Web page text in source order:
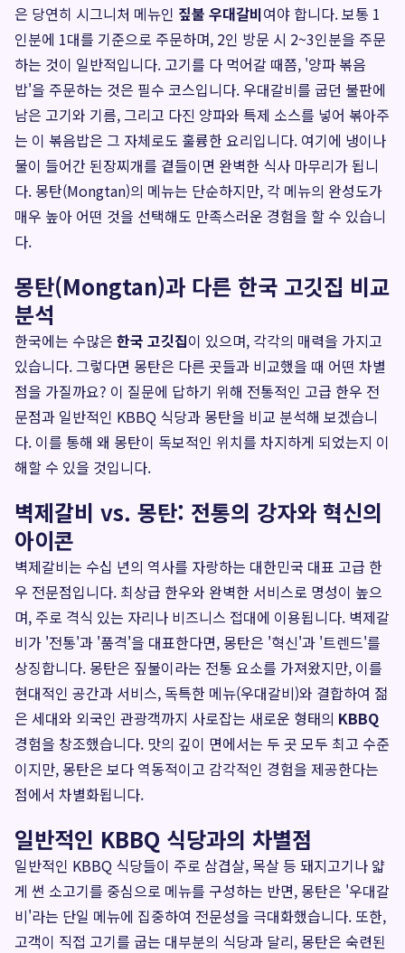
은 당연히 시그니처 메뉴인 짚불 우대갈비여야 합니다. 보통 1
인분에 1대를 기준으로 주문하며, 2인 방문 시 2~3인분을 주문
하는 것이 일반적입니다. 고기를 다 먹어갈 때쯤, '양파 볶음
밥'을 주문하는 것은 필수 코스입니다. 우대갈비를 굽던 불판에
남은 고기와 기름, 그리고 다진 양파와 특제 소스를 넣어 볶아주
는 이 볶음밥은 그 자체로도 훌륭한 요리입니다. 여기에 냉이나
물이 들어간 된장찌개를 곁들이면 완벽한 식사 마무리가 됩니
다. 몽탄(Mongtan)의 메뉴는 단순하지만, 각 메뉴의 완성도가
매우 높아 어떤 것을 선택해도 만족스러운 경험을 할 수 있습니
다.
몽탄(Mongtan)과 다른 한국 고깃집 비교
분석
한국에는 수많은 한국 고깃집이 있으며, 각각의 매력을 가지고
있습니다. 그렇다면 몽탄은 다른 곳들과 비교했을 때 어떤 차별
점을 가질까요? 이 질문에 답하기 위해 전통적인 고급 한우 전
문점과 일반적인 KBBQ 식당과 몽탄을 비교 분석해 보겠습니
다. 이를 통해 왜 몽탄이 독보적인 위치를 차지하게 되었는지 이
해할 수 있을 것입니다.
벽제갈비 vs. 몽탄: 전통의 강자와 혁신의
아이콘
벽제갈비는 수십 년의 역사를 자랑하는 대한민국 대표 고급 한
우 전문점입니다. 최상급 한우와 완벽한 서비스로 명성이 높으
며, 주로 격식 있는 자리나 비즈니스 접대에 이용됩니다. 벽제갈
비가 '전통'과 '품격'을 대표한다면, 몽탄은 '혁신'과 '트렌드'를
상징합니다. 몽탄은 짚불이라는 전통 요소를 가져왔지만, 이를
현대적인 공간과 서비스, 독특한 메뉴(우대갈비)와 결합하여 젊
은 세대와 외국인 관광객까지 사로잡는 새로운 형태의 KBBQ
경험을 창조했습니다. 맛의 깊이 면에서는 두 곳 모두 최고 수준
이지만, 몽탄은 보다 역동적이고 감각적인 경험을 제공한다는
점에서 차별화됩니다.
일반적인 KBBQ 식당과의 차별점
일반적인 KBBQ 식당들이 주로 삼겹살, 목살 등 돼지고기나 얇
게 썬 소고기를 중심으로 메뉴를 구성하는 반면, 몽탄은 '우대갈
비'라는 단일 메뉴에 집중하여 전문성을 극대화했습니다. 또한,
고객이 직접 고기를 굽는 대부분의 식당과 달리, 몽탄은 숙련된